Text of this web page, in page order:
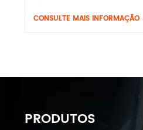
CONSULTE MAIS INFORMAÇÃO
PRODUTOS